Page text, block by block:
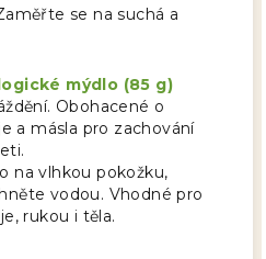
se na suchá a
mýdlo (85 g)
Obohacené o
a másla pro zachování
na vlhkou pokožku,
vodou. Vhodné pro
rukou i těla.